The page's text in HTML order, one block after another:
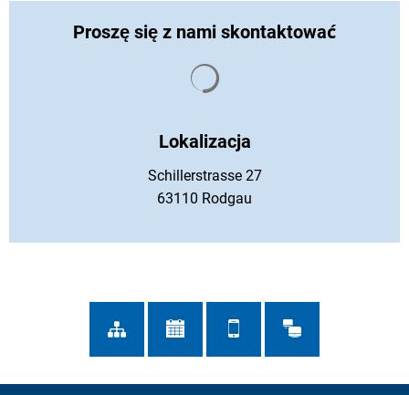
Proszę się z nami skontaktować
Lokalizacja
Schillerstrasse 27
63110 Rodgau